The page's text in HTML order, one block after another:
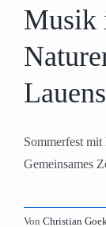
Musik
Sommerfest
Gemeinsames
Von Christian